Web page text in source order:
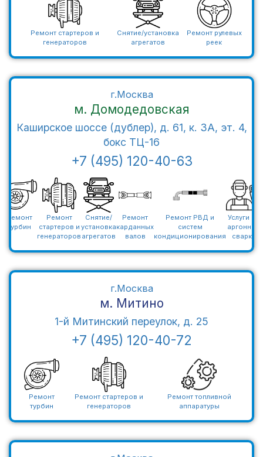
Ремонт стартеров и
генераторов
Снятие/установка
агрегатов
Ремонт рулевых
реек
г.Москва
м. Домодедовская
Каширское шоссе (дублер), д. 61, к. 3А, эт. 4,
бокс ТЦ-16
+7 (495) 120-40-63
Ремонт
турбин
Ремонт
стартеров и
генераторов
Снятие/
установка
агрегатов
Ремонт
карданных
валов
Ремонт РВД и
систем
кондиционирования
Услуги по
аргонной
сварке
г.Москва
м. Митино
1-й Митинский переулок, д. 25
+7 (495) 120-40-72
Ремонт
турбин
Ремонт стартеров и
генераторов
Ремонт топливной
аппаратуры